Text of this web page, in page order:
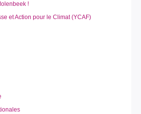
!
et Action pour le Climat (YCAF)